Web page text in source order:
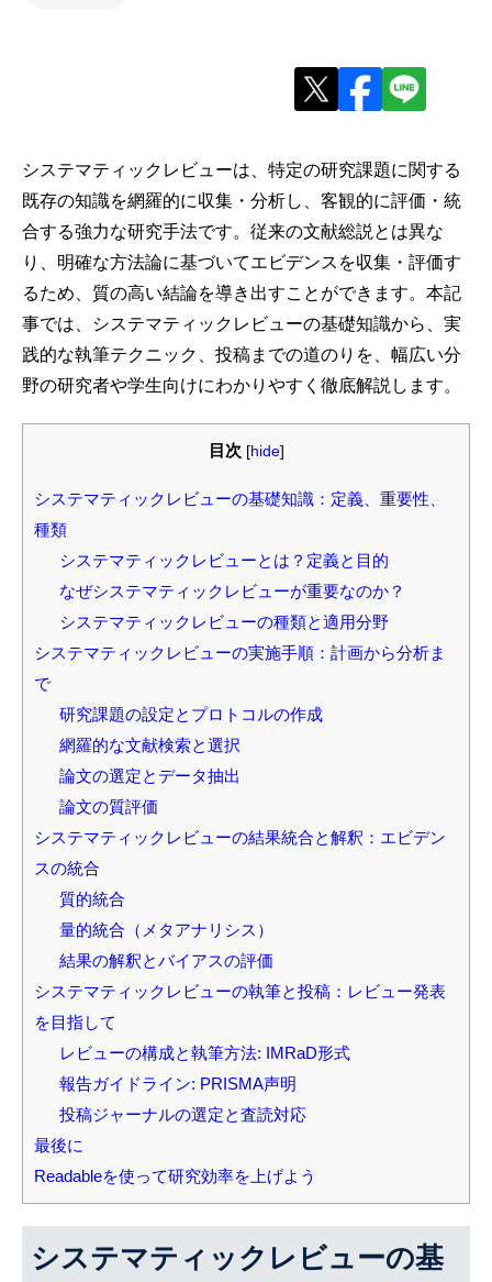
システマティックレビューは、特定の研究課題に関する
既存の知識を網羅的に収集・分析し、客観的に評価・統
合する強力な研究手法です。従来の文献総説とは異な
り、明確な方法論に基づいてエビデンスを収集・評価す
るため、質の高い結論を導き出すことができます。本記
事では、システマティックレビューの基礎知識から、実
践的な執筆テクニック、投稿までの道のりを、幅広い分
野の研究者や学生向けにわかりやすく徹底解説します。
目次 [hide]
システマティックレビューの基礎知識：定義、重要性、
種類
システマティックレビューとは？定義と目的
なぜシステマティックレビューが重要なのか？
システマティックレビューの種類と適用分野
システマティックレビューの実施手順：計画から分析ま
で
研究課題の設定とプロトコルの作成
網羅的な文献検索と選択
論文の選定とデータ抽出
論文の質評価
システマティックレビューの結果統合と解釈：エビデン
スの統合
質的統合
量的統合（メタアナリシス）
結果の解釈とバイアスの評価
システマティックレビューの執筆と投稿：レビュー発表
を目指して
レビューの構成と執筆方法: IMRaD形式
報告ガイドライン: PRISMA声明
投稿ジャーナルの選定と査読対応
最後に
Readableを使って研究効率を上げよう
システマティックレビューの基